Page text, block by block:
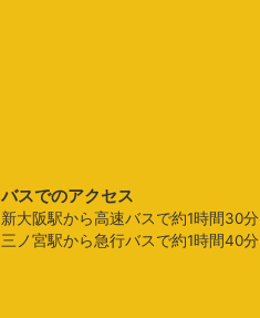
バスでのアクセス
新大阪駅から高速バスで約1時間30分
三ノ宮駅から急行バスで約1時間40分